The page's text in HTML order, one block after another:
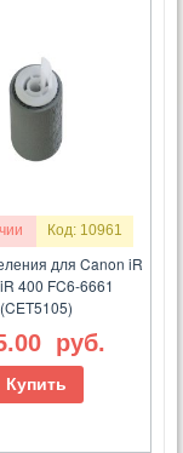
Код: 10961
для Canon iR
400 FC6-6661
(CET5105)
руб.
Купить